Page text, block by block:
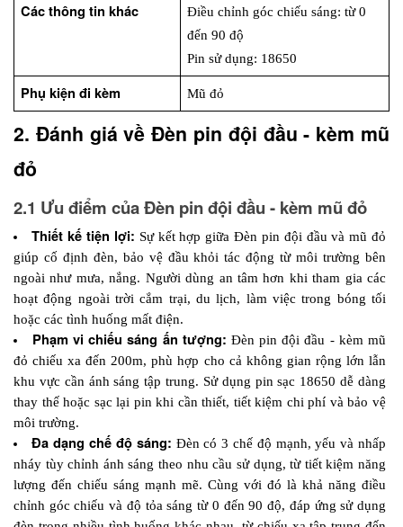
Các thông tin khác
Điều chỉnh góc chiếu sáng: từ 0
đến 90 độ
Pin sử dụng: 18650
Phụ kiện đi kèm Mũ đỏ
2. Đánh giá về Đèn pin đội đầu - kèm mũ
đỏ
2.1 Ưu điểm của Đèn pin đội đầu - kèm mũ đỏ
Thiết kế tiện lợi: Sự kết hợp giữa Đèn pin đội đầu và mũ đỏ
giúp cố định đèn, bảo vệ đầu khỏi tác động từ môi trường bên
ngoài như mưa, nắng. Người dùng an tâm hơn khi tham gia các
hoạt động ngoài trời cắm trại, du lịch, làm việc trong bóng tối
hoặc các tình huống mất điện.
Phạm vi chiếu sáng ấn tượng: Đèn pin đội đầu - kèm mũ
đỏ chiếu xa đến 200m, phù hợp cho cả không gian rộng lớn lẫn
khu vực cần ánh sáng tập trung. Sử dụng pin sạc 18650 dễ dàng
thay thế hoặc sạc lại pin khi cần thiết, tiết kiệm chi phí và bảo vệ
môi trường.
Đa dạng chế độ sáng: Đèn có 3 chế độ mạnh, yếu và nhấp
nháy tùy chỉnh ánh sáng theo nhu cầu sử dụng, từ tiết kiệm năng
lượng đến chiếu sáng mạnh mẽ. Cùng với đó là khả năng điều
chỉnh góc chiếu và độ tỏa sáng từ 0 đến 90 độ, đáp ứng sử dụng